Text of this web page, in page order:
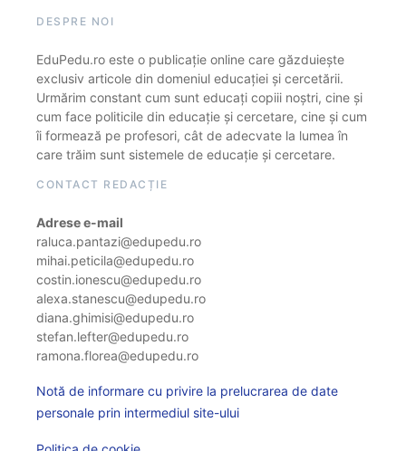
DESPRE NOI
EduPedu.ro este o publicație online care găzduiește
exclusiv articole din domeniul educației și cercetării.
Urmărim constant cum sunt educați copiii noștri, cine și
cum face politicile din educație și cercetare, cine și cum
îi formează pe profesori, cât de adecvate la lumea în
care trăim sunt sistemele de educație și cercetare.
CONTACT REDACȚIE
Adrese e-mail
raluca.pantazi@edupedu.ro
mihai.peticila@edupedu.ro
costin.ionescu@edupedu.ro
alexa.stanescu@edupedu.ro
diana.ghimisi@edupedu.ro
stefan.lefter@edupedu.ro
ramona.florea@edupedu.ro
Notă de informare cu privire la prelucrarea de date
personale prin intermediul site-ului